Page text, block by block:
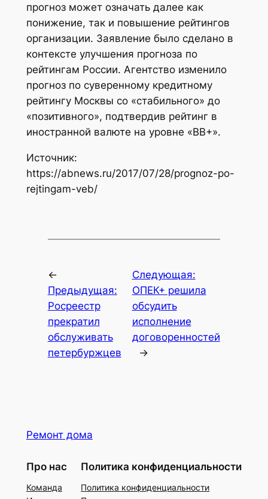
прогноз может означать далее как
понижение, так и повышение рейтингов
организации. Заявление было сделано в
контексте улучшения прогноза по
рейтингам России. Агентство изменило
прогноз по суверенному кредитному
рейтингу Москвы со «стабильного» до
«позитивного», подтвердив рейтинг в
иностранной валюте на уровне «ВВ+».
Источник:
https://abnews.ru/2017/07/28/prognoz-po-
rejtingam-veb/
←
Предыдущая:
Росреестр
прекратил
обслуживать
петербуржцев
Следующая:
ОПЕК+ решила
обсудить
исполнение
договоренностей
→
Ремонт дома
Про нас
Команда
Политика конфиденциальности
Политика конфиденциальности